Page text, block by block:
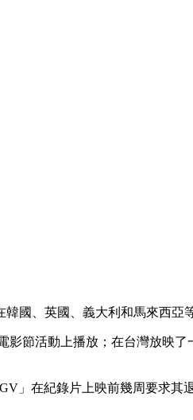
國、英國、義大利和馬來西亞
節活動上播放；在台灣放映了
」在紀錄片上映前幾周要求其